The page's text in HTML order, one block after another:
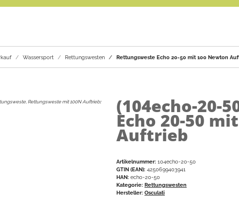
Wassersport Rettungswesten Rettungsweste Echo 20-50 mit 100 Newton
Rettungsweste mit 100N Auftrieb: (104echo-20-
Echo 20-50
Auftrieb
Artikelnummer: 104echo-20-50
GTIN (EAN): 4250699403941
HAN: echo-20-50
Kategorie: Rettungswesten
Hersteller: Osculati